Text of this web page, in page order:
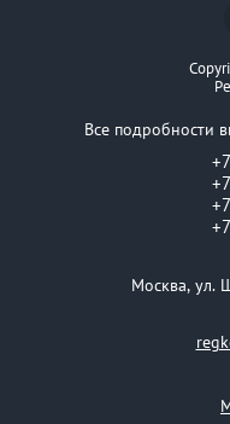
Все подробности
Москва, ул.